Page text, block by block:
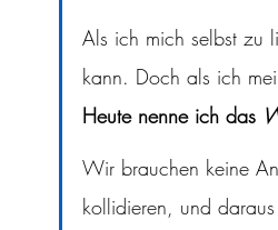
Als ich mich selbst zu
kann. Doch als ich
Heute nenne ich das
Wir brauchen keine
kollidieren, und